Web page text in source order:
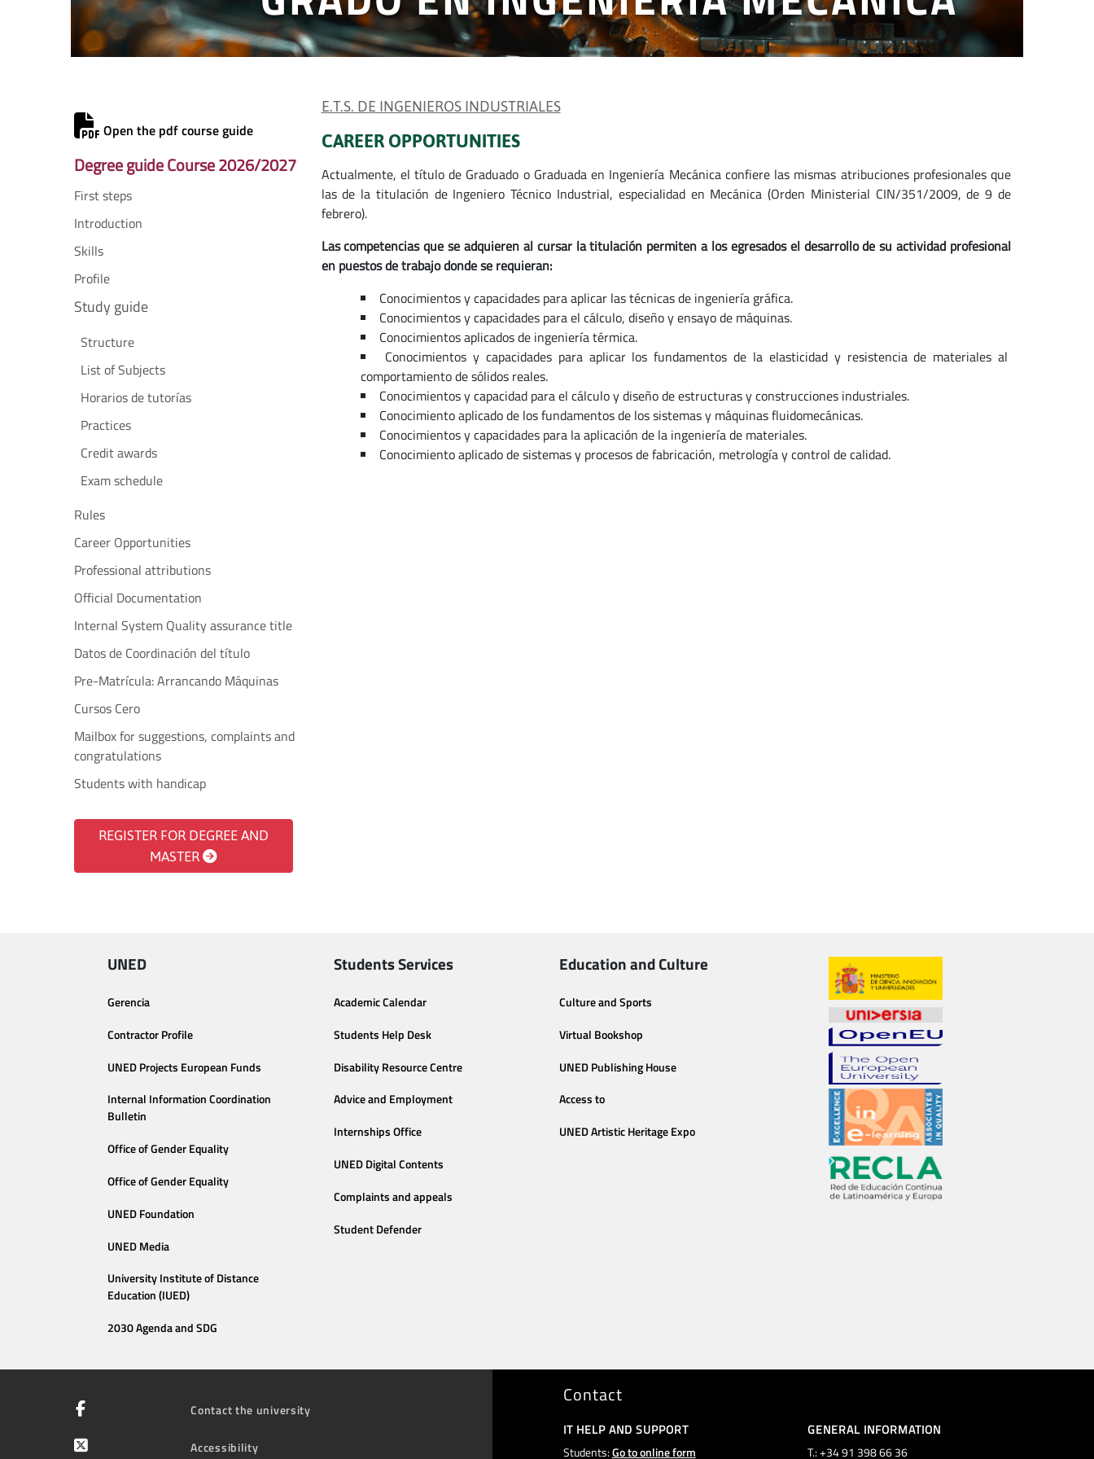
Open the pdf course guide
Degree guide Course 2026/2027
First steps
Introduction
Skills
Profile
Study guide
Structure
List of Subjects
Horarios de tutorías
Practices
Credit awards
Exam schedule
Rules
Career Opportunities
Professional attributions
Official Documentation
Internal System Quality assurance title
Datos de Coordinación del título
Pre-Matrícula: Arrancando Máquinas
Cursos Cero
Mailbox for suggestions, complaints and
congratulations
Students with handicap
REGISTER FOR DEGREE AND
MASTER
E.T.S. DE INGENIEROS INDUSTRIALES
CAREER OPPORTUNITIES
Actualmente, el título de Graduado o Graduada en Ingeniería Mecánica confiere las mismas atribuciones profesionales que
las de la titulación de Ingeniero Técnico Industrial, especialidad en Mecánica (Orden Ministerial CIN/351/2009, de 9 de
febrero).
Las competencias que se adquieren al cursar la titulación permiten a los egresados el desarrollo de su actividad profesional
en puestos de trabajo donde se requieran:
Conocimientos y capacidades para aplicar las técnicas de ingeniería gráfica.
Conocimientos y capacidades para el cálculo, diseño y ensayo de máquinas.
Conocimientos aplicados de ingeniería térmica.
Conocimientos y capacidades para aplicar los fundamentos de la elasticidad y resistencia de materiales al
comportamiento de sólidos reales.
Conocimientos y capacidad para el cálculo y diseño de estructuras y construcciones industriales.
Conocimiento aplicado de los fundamentos de los sistemas y máquinas fluidomecánicas.
Conocimientos y capacidades para la aplicación de la ingeniería de materiales.
Conocimiento aplicado de sistemas y procesos de fabricación, metrología y control de calidad.
UNED
Gerencia
Contractor Profile
UNED Projects European Funds
Internal Information Coordination
Bulletin
Office of Gender Equality
Office of Gender Equality
UNED Foundation
UNED Media
University Institute of Distance
Education (IUED)
2030 Agenda and SDG
Students Services
Academic Calendar
Students Help Desk
Disability Resource Centre
Advice and Employment
Internships Office
UNED Digital Contents
Complaints and appeals
Student Defender
Education and Culture
Culture and Sports
Virtual Bookshop
UNED Publishing House
Access to
UNED Artistic Heritage Expo
Contact the university
Accessibility
Contact
IT HELP AND SUPPORT
Students:Go to online form
GENERAL INFORMATION
T.: +34 91 398 66 36